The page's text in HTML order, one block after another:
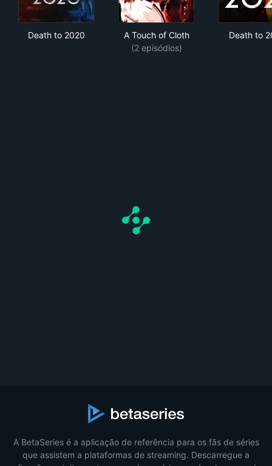
Death to 2020
A Touch of Cloth
(2 episódios)
Death to
A BetaSeries é a aplicação de referência para os fãs de séries
que assistem a plataformas de streaming. Descarregue a